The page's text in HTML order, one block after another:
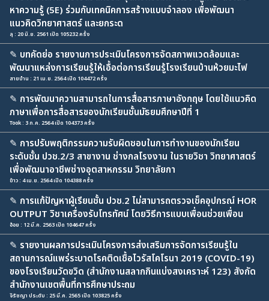
หาความรู้ (5E) ร่วมกับเทคนิคการสร้างแบบจำลอง เพื่อพัฒนา
แนวคิดวิทยาศาสตร์ และยกระด
ลุ : 20 มิ.ย. 2561 เปิด 105232 ครั้ง
✎ บทคัดย่อ รายงานการประเมินโครงการจัดสภาพแวดล้อมและ
พัฒนาแหล่งการเรียนรู้ให้เอื้อต่อการเรียนรู้โรงเรียนบ้านห้วยมะไฟ
สายป่าน : 21 เม.ย. 2564 เปิด 104472 ครั้ง
✎ การพัฒนาความสามารถในการสื่อสารภาษาอังกฤษ โดยใช้แนวคิด
ภาษาเพื่อการสื่อสารของนักเรียนชั้นมัธยมศึกษาปีที่ 1
Took : 3 ก.ค. 2564 เปิด 104373 ครั้ง
✎ การปรับพฤติกรรมความรับผิดชอบในการทำงานของนักเรียน
ระดับชั้น ปวช.2/3 สาขางาน ช่างกลโรงงาน ในรายวิชา วิทยาศาสตร์
เพื่อพัฒนาอาชีพช่างอุตสาหกรรม วิทยาลัยกา
ข้าว : 4 เม.ย. 2564 เปิด 104388 ครั้ง
✎ การแก้ปัญหาผู้เรียนชั้น ปวช.2 ไม่สามารถตรวจเช็คอุปกรณ์ HOR
OUTPUT วิชาเครื่องรับโทรทัศน์ โดยวิธีการแบบเพื่อนช่วยเพื่อน
อ้อย : 12 มี.ค. 2563 เปิด 104647 ครั้ง
✎ รายงานผลการประเมินโครงการส่งเสริมการจัดการเรียนรู้ใน
สถานการณ์แพร่ระบาดโรคติดเชื้อไวรัสโคโรนา 2019 (COVID-19)
ของโรงเรียนวัดขวิด (สำนักงานสลากกินแบ่งสงเคราะห์ 123) สังกัด
สำนักงานเขตพื้นที่การศึกษาประถม
จิรัชญา ประดับ : 25 มี.ค. 2565 เปิด 103825 ครั้ง